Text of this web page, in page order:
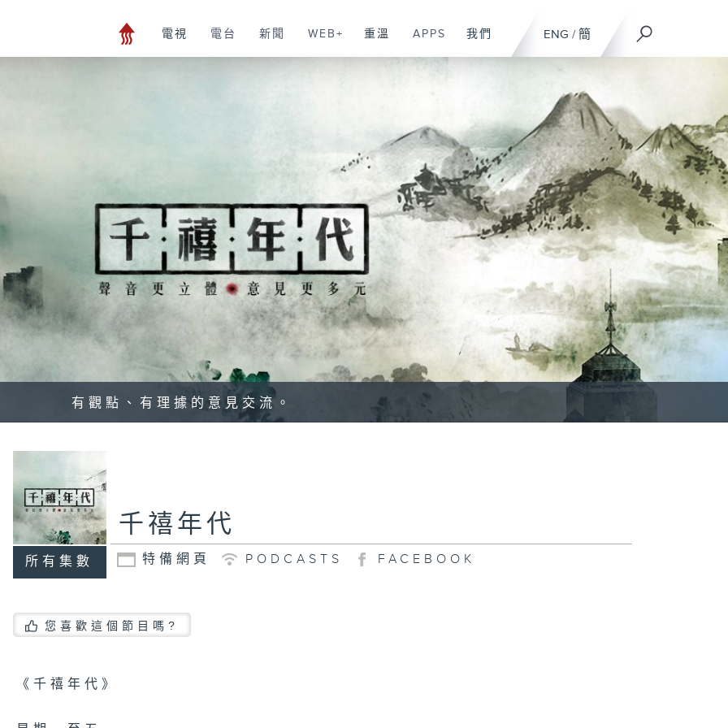
ENG / 簡
電視 電台 新聞 WEB+ 重溫 APPS 我們
有觀點、有理據的意見交流。
所有集數
千禧年代
特備網頁 PODCASTS FACEBOOK
您喜歡這個節目嗎?
《千禧年代》